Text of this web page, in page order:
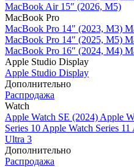
MacBook Air 15″ (2026, M5)
MacBook Pro
MacBook Pro 14" (2023, M3)
MacBook Pro 14″ (2025, M5)
MacBook Pro 16″ (2024, M4)
Apple Studio Display
Apple Studio Display
Дополнительно
Распродажа
Watch
Apple Watch SE (2024) Apple
Series 10 Apple Watch Series 11
Ultra 3
Дополнительно
Распродажа